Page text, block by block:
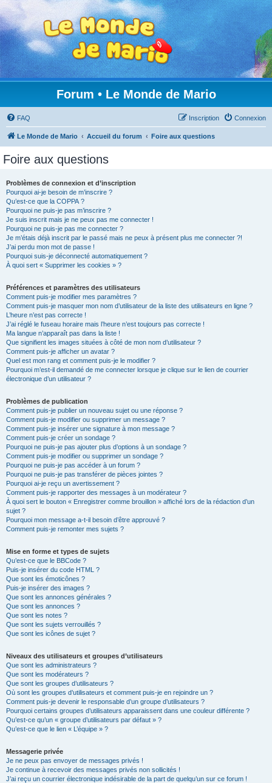
Forum • Le Monde de Mario
FAQ Connexion
Inscription
Le Monde de Mario Accueil du forum Foire aux questions
Foire aux questions
Problèmes de connexion et d’inscription
Pourquoi ai-je besoin de m’inscrire ?
Qu’est-ce que la COPPA ?
Pourquoi ne puis-je pas m’inscrire ?
Je suis inscrit mais je ne peux pas me connecter !
Pourquoi ne puis-je pas me connecter ?
Je m’étais déjà inscrit par le passé mais ne peux à présent plus me connecter ?!
J’ai perdu mon mot de passe !
Pourquoi suis-je déconnecté automatiquement ?
À quoi sert « Supprimer les cookies » ?
Préférences et paramètres des utilisateurs
Comment puis-je modifier mes paramètres ?
Comment puis-je masquer mon nom d’utilisateur de la liste des utilisateurs en ligne ?
L’heure n’est pas correcte !
J’ai réglé le fuseau horaire mais l’heure n’est toujours pas correcte !
Ma langue n’apparaît pas dans la liste !
Que signifient les images situées à côté de mon nom d’utilisateur ?
Comment puis-je afficher un avatar ?
Quel est mon rang et comment puis-je le modifier ?
Pourquoi m’est-il demandé de me connecter lorsque je clique sur le lien de courrier
électronique d’un utilisateur ?
Problèmes de publication
Comment puis-je publier un nouveau sujet ou une réponse ?
Comment puis-je modifier ou supprimer un message ?
Comment puis-je insérer une signature à mon message ?
Comment puis-je créer un sondage ?
Pourquoi ne puis-je pas ajouter plus d’options à un sondage ?
Comment puis-je modifier ou supprimer un sondage ?
Pourquoi ne puis-je pas accéder à un forum ?
Pourquoi ne puis-je pas transférer de pièces jointes ?
Pourquoi ai-je reçu un avertissement ?
Comment puis-je rapporter des messages à un modérateur ?
À quoi sert le bouton « Enregistrer comme brouillon » affiché lors de la rédaction d’un
sujet ?
Pourquoi mon message a-t-il besoin d’être approuvé ?
Comment puis-je remonter mes sujets ?
Mise en forme et types de sujets
Qu’est-ce que le BBCode ?
Puis-je insérer du code HTML ?
Que sont les émoticônes ?
Puis-je insérer des images ?
Que sont les annonces générales ?
Que sont les annonces ?
Que sont les notes ?
Que sont les sujets verrouillés ?
Que sont les icônes de sujet ?
Niveaux des utilisateurs et groupes d’utilisateurs
Que sont les administrateurs ?
Que sont les modérateurs ?
Que sont les groupes d’utilisateurs ?
Où sont les groupes d’utilisateurs et comment puis-je en rejoindre un ?
Comment puis-je devenir le responsable d’un groupe d’utilisateurs ?
Pourquoi certains groupes d’utilisateurs apparaissent dans une couleur différente ?
Qu’est-ce qu’un « groupe d’utilisateurs par défaut » ?
Qu’est-ce que le lien « L’équipe » ?
Messagerie privée
Je ne peux pas envoyer de messages privés !
Je continue à recevoir des messages privés non sollicités !
J’ai reçu un courrier électronique indésirable de la part de quelqu’un sur ce forum !